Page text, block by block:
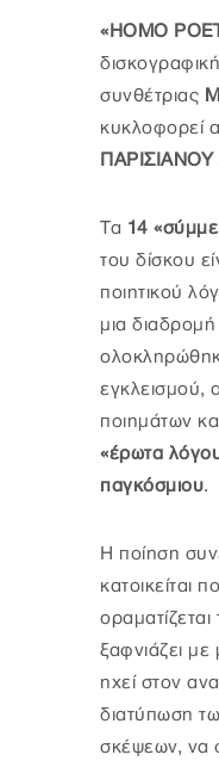
«HOMO
συνθέτριας
κυκλοφορεί
ΠΑΡΙΣΙΑΝΟΥ
Τα 14
του δίσκου
ποιητικού
μια
εγκλεισμού,
ποιημάτων
«έρωτα
παγκόσμιου.
Η ποίηση
κατοικείται
ξαφνιάζει
ηχεί στον
διατύπωση
σκέψεων, να